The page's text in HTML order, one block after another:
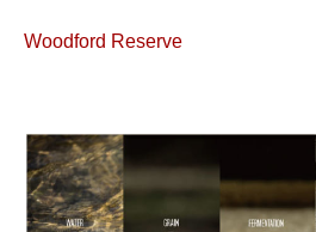
Woodford Reserve